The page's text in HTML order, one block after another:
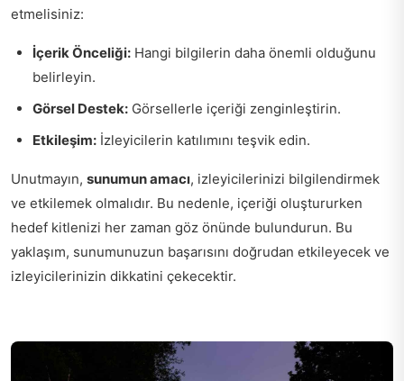
etmelisiniz:
İçerik Önceliği: Hangi bilgilerin daha önemli olduğunu
belirleyin.
Görsel Destek: Görsellerle içeriği zenginleştirin.
Etkileşim: İzleyicilerin katılımını teşvik edin.
Unutmayın, sunumun amacı, izleyicilerinizi bilgilendirmek
ve etkilemek olmalıdır. Bu nedenle, içeriği oluştururken
hedef kitlenizi her zaman göz önünde bulundurun. Bu
yaklaşım, sunumunuzun başarısını doğrudan etkileyecek ve
izleyicilerinizin dikkatini çekecektir.